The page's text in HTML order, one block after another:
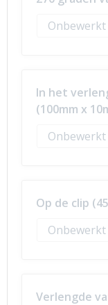
Onbewerkt
In het
(100mm x
Onbewerkt
Op de clip
Onbewerkt
Verlengde